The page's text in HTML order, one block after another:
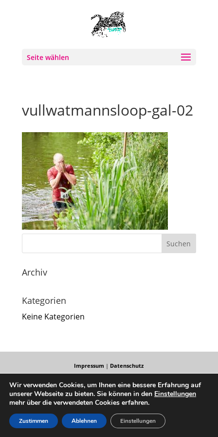
Seite wählen
vullwatmannsloop-gal-02
Archiv
Kategorien
Keine Kategorien
Impressum | Datenschutz
Wir verwenden Cookies, um Ihnen eine bessere Erfahrung auf
unserer Webseite zu bieten. Sie können in den Einstellungen
mehr über die verwendeten Cookies erfahren.
Zustimmen Ablehnen Einstellungen